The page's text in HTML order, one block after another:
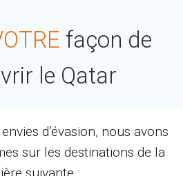
façon de
le Qatar
d’évasion, nous avons
sur les destinations de la